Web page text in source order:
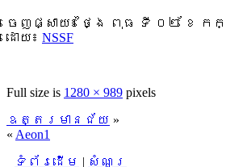
ចេញផ្សាយ៖ ថ្ងៃ ពុធ ទី ០២ ខែ ក
ដោយ៖ NSSF
Full size is 1280 × 989 pixels
ឧត្តរមានជ័យ »
« Aeon1
ទំព័រដើម | សំណួរ